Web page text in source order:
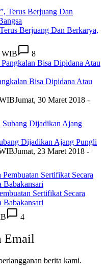
Berjuang Dan Berkarya,
WIB
8
Bisa Dipidana Atau
Jumat, 30 Maret 2018 -
Dijadikan Ajang Pungli
Jumat, 23 Maret 2018 -
Sertifikat Secara
Babakansari
4
Email
berita kami.